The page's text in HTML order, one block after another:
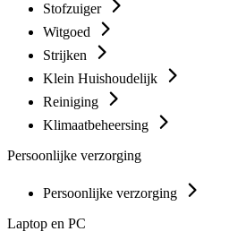
Stofzuiger
Witgoed
Strijken
Klein Huishoudelijk
Reiniging
Klimaatbeheersing
Persoonlijke verzorging
Persoonlijke verzorging
Laptop en PC